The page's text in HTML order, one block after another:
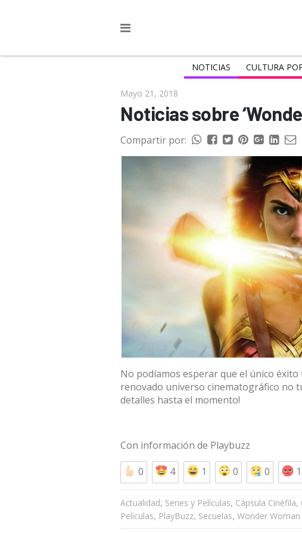
NOTICIAS CULTURA
Mayo 21, 2018
Noticias sobre
Compartir por:
No podíamos esperar que el único
renovado universo cinematográfico no
detalles hasta el momento!
Con información de Playbuzz
0
4 1 0 0 1
Actualidad, Series y Películas, Cápsula Cinéfila,
Películas, PlayBuzz, Secuelas, Wonder Woman